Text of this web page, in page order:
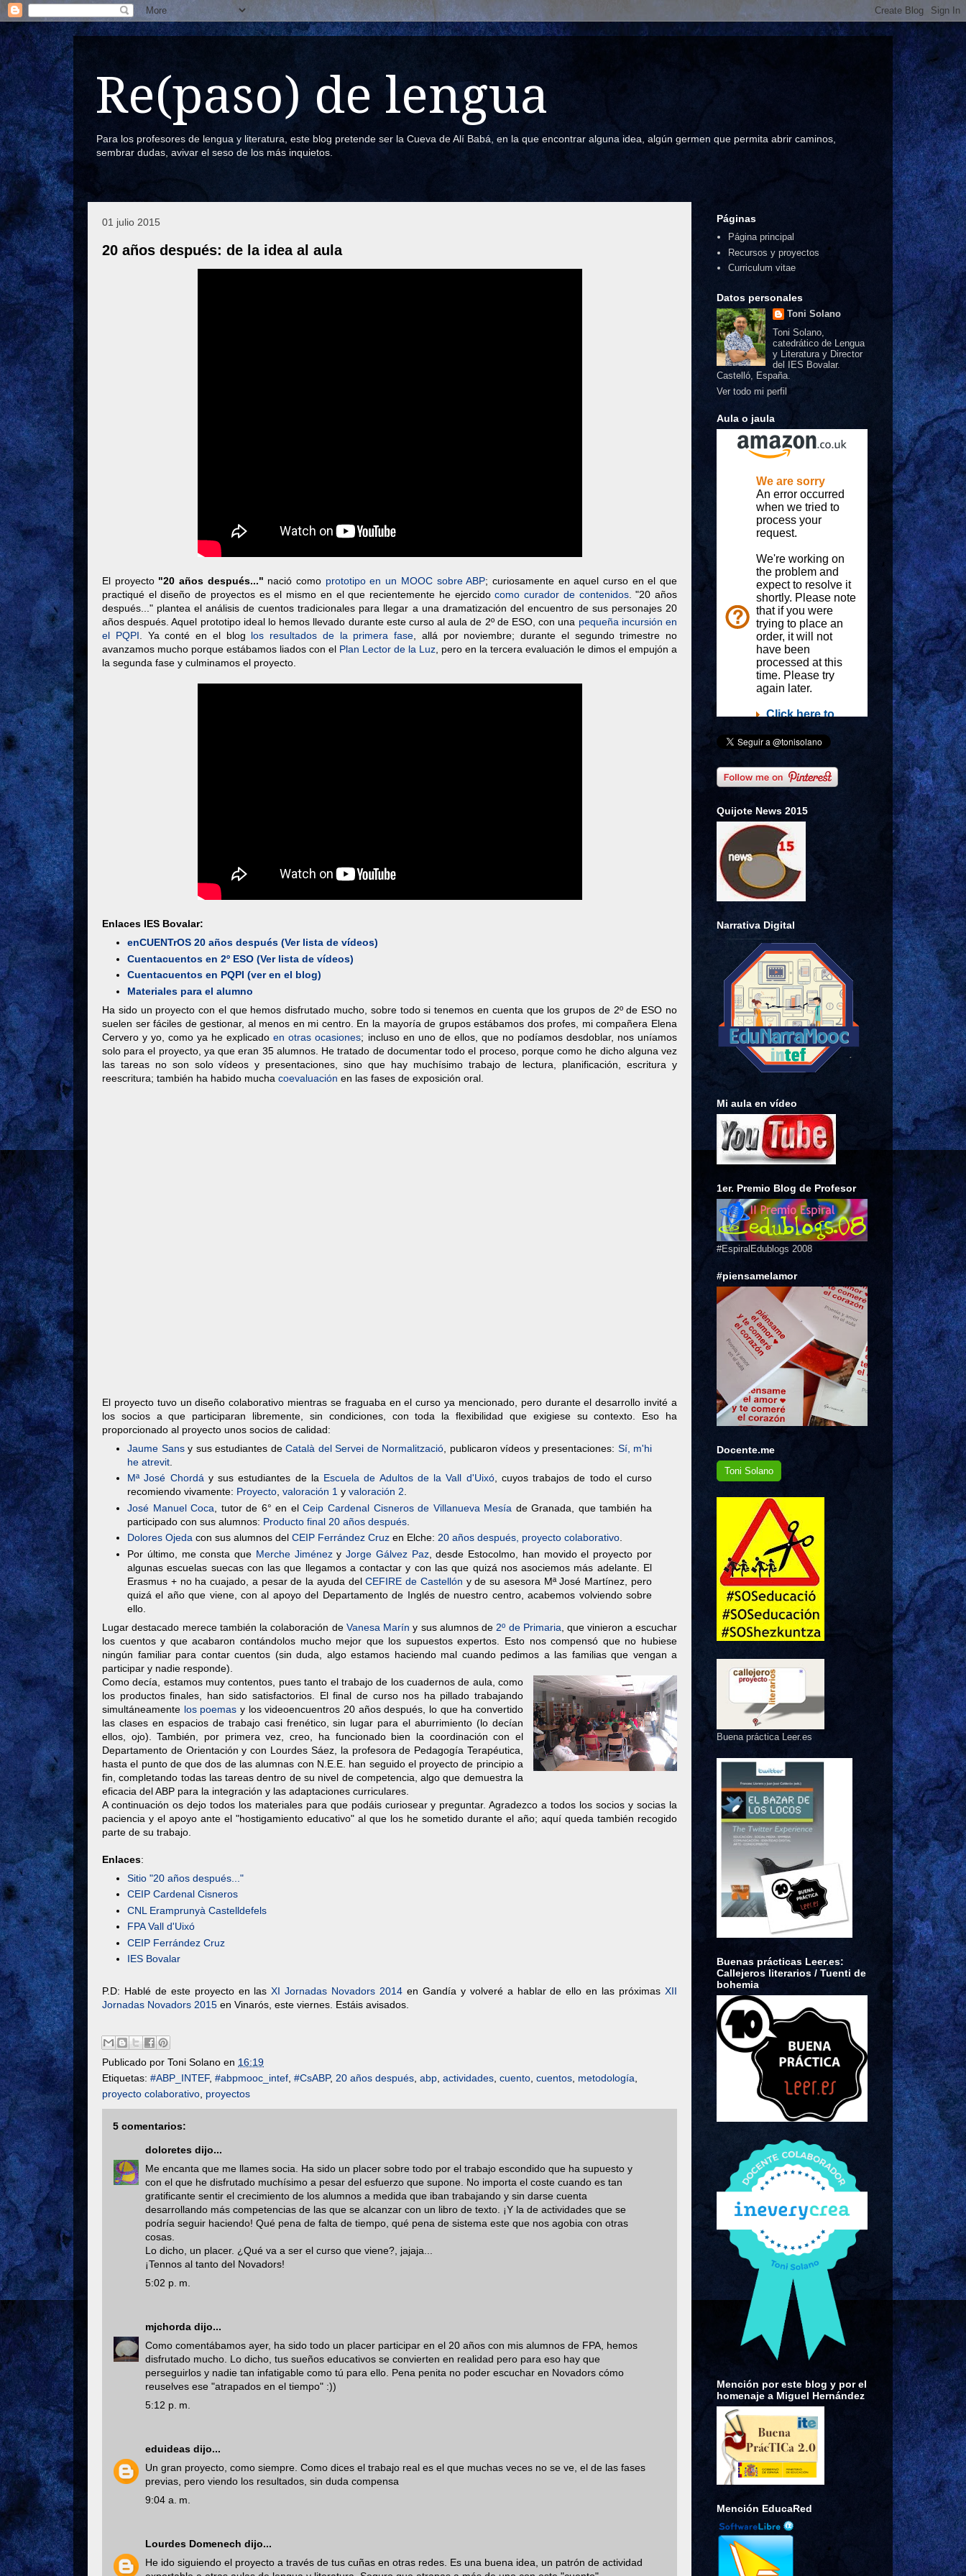
Re(paso) de lengua
Para los profesores de lengua y literatura, este blog pretende ser la Cueva de Alí Babá, en la que encontrar alguna idea, algún germen que permita abrir caminos,
sembrar dudas, avivar el seso de los más inquietos.
01 julio 2015
20 años después: de la idea al aula
El proyecto "20 años después..." nació como prototipo en un MOOC sobre ABP; curiosamente en aquel curso en el que
practiqué el diseño de proyectos es el mismo en el que recientemente he ejercidocomo curador de contenidos. "20 años
después..." plantea el análisis de cuentos tradicionales para llegar a una dramatización del encuentro de sus personajes 20
años después. Aquel prototipo ideal lo hemos llevado durante este curso al aula de 2º de ESO, con una pequeña incursión en
el PQPI . Ya conté en el blog los resultados de la primera fase , allá por noviembre; durante el segundo trimestre no
avanzamos mucho porque estábamos liados con el Plan Lector de la Luz , pero en la tercera evaluación le dimos el empujón a
la segunda fase y culminamos el proyecto.
Enlaces IES Bovalar:
enCUENTrOS 20 años después (Ver lista de vídeos)
Cuentacuentos en 2º ESO (Ver lista de vídeos)
Cuentacuentos en PQPI (ver en el blog)
Materiales para el alumno
Ha sido un proyecto con el que hemos disfrutado mucho, sobre todo si tenemos en cuenta que los grupos de 2º de ESO no
suelen ser fáciles de gestionar, al menos en mi centro. En la mayoría de grupos estábamos dos profes, mi compañera Elena
Cervero y yo, como ya he explicadoen otras ocasiones; incluso en uno de ellos, que no podíamos desdoblar, nos uníamos
solo para el proyecto, ya que eran 35 alumnos. He tratado de documentar todo el proceso, porque como he dicho alguna vez
las tareas no son solo vídeos y presentaciones, sino que hay muchísimo trabajo de lectura, planificación, escritura y
reescritura; también ha habido mucha coevaluación en las fases de exposición oral.
El proyecto tuvo un diseño colaborativo mientras se fraguaba en el curso ya mencionado, pero durante el desarrollo invité a
los socios a que participaran libremente, sin condiciones, con toda la flexibilidad que exigiese su contexto. Eso ha
proporcionado al proyecto unos socios de calidad:
Jaume Sansy sus estudiantes de Català del Servei de Normalització , publicaron vídeos y presentaciones: Sí, m'hi
he atrevit
Mª José Chordá y sus estudiantes de la Escuela de Adultos de la Vall d'Uixó, cuyos trabajos de todo el curso
recomiendo vivamente: Proyecto valoración 1 y valoración 2
José Manuel Coca , tutor de 6° en elCeip Cardenal Cisneros de Villanueva Mesía de Granada, que también ha
participado con sus alumnos: Producto final 20 años después
Dolores Ojeda con sus alumnos del CEIP Ferrández Cruz en Elche: 20 años después, proyecto colaborativo
Por último, me consta que Merche JiménezyJorge Gálvez Paz, desde Estocolmo, han movido el proyecto por
algunas escuelas suecas con las que llegamos a contactar y con las que quizá nos asociemos más adelante. El
Erasmus + no ha cuajado, a pesar de la ayuda delCEFIRE de Castellón y de su asesora Mª José Martínez, pero
quizá el año que viene, con al apoyo del Departamento de Inglés de nuestro centro, acabemos volviendo sobre
ello.
Lugar destacado merece también la colaboración de Vanesa Marín y sus alumnos de 2º de Primaria , que vinieron a escuchar
los cuentos y que acabaron contándolos mucho mejor que los supuestos expertos. Esto nos compensó que no hubiese
ningún familiar para contar cuentos (sin duda, algo estamos haciendo mal cuando pedimos a las familias que vengan a
participar y nadie responde).
Como decía, estamos muy contentos, pues tanto el trabajo de los cuadernos de aula, como
los productos finales, han sido satisfactorios. El final de curso nos ha pillado trabajando
simultáneamente los poemas y los videoencuentros 20 años después, lo que ha convertido
las clases en espacios de trabajo casi frenético, sin lugar para el aburrimiento (lo decían
ellos, ojo). También, por primera vez, creo, ha funcionado bien la coordinación con el
Departamento de Orientación y con Lourdes Sáez, la profesora de Pedagogía Terapéutica,
hasta el punto de que dos de las alumnas con N.E.E. han seguido el proyecto de principio a
fin, completando todas las tareas dentro de su nivel de competencia, algo que demuestra la
eficacia del ABP para la integración y las adaptaciones curriculares.
A continuación os dejo todos los materiales para que podáis curiosear y preguntar. Agradezco a todos los socios y socias la
paciencia y el apoyo ante el "hostigamiento educativo" al que los he sometido durante el año; aquí queda también recogido
parte de su trabajo.
Enlaces:
Sitio "20 años después..."
CEIP Cardenal Cisneros
CNL Eramprunyà Castelldefels
FPA Vall d'Uixó
CEIP Ferrández Cruz
IES Bovalar
P.D: Hablé de este proyecto en lasXI Jornadas Novadors 2014 en Gandía y volveré a hablar de ello en las próximasXII
Jornadas Novadors 2015 en Vinarós, este viernes. Estáis avisados.
Publicado por Toni Solano en 16:19
Etiquetas: #ABP_INTEF, #abpmooc_intef #CsABP, 20 años después abp actividades cuento cuentos metodología
proyecto colaborativo proyectos
5 comentarios:
doloretes dijo...
Me encanta que me llames socia. Ha sido un placer sobre todo por el trabajo escondido que ha supuesto y
con el que he disfrutado muchísimo a pesar del esfuerzo que supone. No importa el coste cuando es tan
gratificante sentir el crecimiento de los alumnos a medida que iban trabajando y sin darse cuenta
desarrollando más competencias de las que se alcanzar con un libro de texto. ¡Y la de actividades que se
podría seguir haciendo! Qué pena de falta de tiempo, qué pena de sistema este que nos agobia con otras
cosas.
Lo dicho, un placer. ¿Qué va a ser el curso que viene?, jajaja...
¡Tennos al tanto del Novadors!
5:02 p. m.
mjchorda dijo...
Como comentábamos ayer, ha sido todo un placer participar en el 20 años con mis alumnos de FPA, hemos
disfrutado mucho. Lo dicho, tus sueños educativos se convierten en realidad pero para eso hay que
perseguirlos y nadie tan infatigable como tú para ello. Pena penita no poder escuchar en Novadors cómo
reuselves ese "atrapados en el tiempo" :))
5:12 p. m.
eduideas dijo...
Un gran proyecto, como siempre. Como dices el trabajo real es el que muchas veces no se ve, el de las fases
previas, pero viendo los resultados, sin duda compensa
9:04 a. m.
Lourdes Domenech dijo...
He ido siguiendo el proyecto a través de tus cuñas en otras redes. Es una buena idea, un patrón de actividad
Páginas
Página principal
Recursos y proyectos
Curriculum vitae
Datos personales
Toni Solano
Toni Solano,
catedrático de Lengua
y Literatura y Director
del IES Bovalar.
Castelló, España.
Ver todo mi perfil
Aula o jaula
Quijote News 2015
Narrativa Digital
Mi aula en vídeo
1er. Premio Blog de Profesor
#EspiralEdublogs 2008
#piensamelamor
Docente.me
Toni Solano
Buena práctica Leer.es
Buenas prácticas Leer.es:
Callejeros literarios / Tuenti de
bohemia
Mención por este blog y por el
homenaje a Miguel Hernández
Mención EducaRed